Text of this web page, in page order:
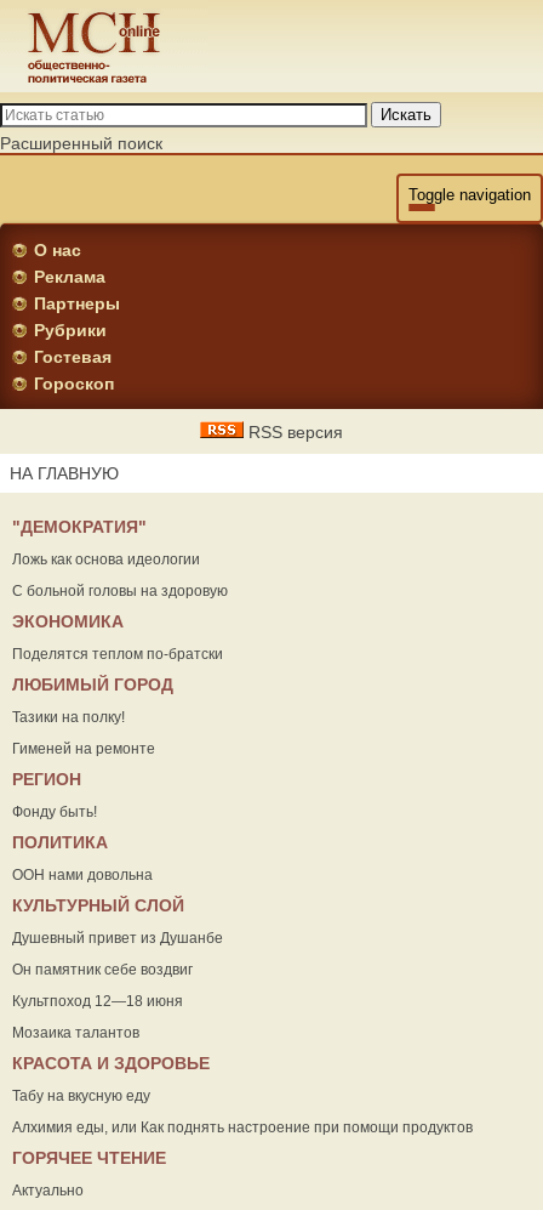
Искать
Расширенный поиск
Toggle navigation
О нас
Реклама
Партнеры
Рубрики
Гостевая
Гороскоп
RSS версия
НА ГЛАВНУЮ
"ДЕМОКРАТИЯ"
Ложь как основа идеологии
С больной головы на здоровую
ЭКОНОМИКА
Поделятся теплом по-братски
ЛЮБИМЫЙ ГОРОД
Тазики на полку!
Гименей на ремонте
РЕГИОН
Фонду быть!
ПОЛИТИКА
ООН нами довольна
КУЛЬТУРНЫЙ СЛОЙ
Душевный привет из Душанбе
Он памятник себе воздвиг
Культпоход 12—18 июня
Мозаика талантов
КРАСОТА И ЗДОРОВЬЕ
Табу на вкусную еду
Алхимия еды, или Как поднять настроение при помощи продуктов
ГОРЯЧЕЕ ЧТЕНИЕ
Актуально